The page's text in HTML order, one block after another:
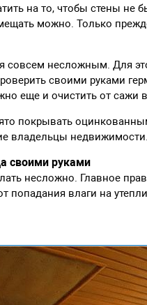
на то, чтобы стены
можно. Только
совсем несложным. Для
своими руками
еще и очистить от
покрывать
владельцы
своими руками
несложно. Главное
попадания влаги на